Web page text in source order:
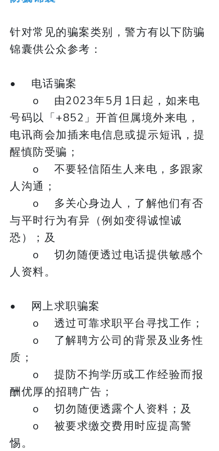
针对常见的骗案类别，警方有以下防骗
锦囊供公众参考：
• 电话骗案
o 由2023年5月1日起，如来电
号码以「+852」开首但属境外来电，
电讯商会加插来电信息或提示短讯，提
醒慎防受骗；
o 不要轻信陌生人来电，多跟家
人沟通；
o 多关心身边人，了解他们有否
与平时行为有异（例如变得诚惶诚
恐）；及
o 切勿随便透过电话提供敏感个
人资料。
• 网上求职骗案
o 透过可靠求职平台寻找工作；
o 了解聘方公司的背景及业务性
质；
o 提防不拘学历或工作经验而报
酬优厚的招聘广告；
o 切勿随便透露个人资料；及
o 被要求缴交费用时应提高警
惕。